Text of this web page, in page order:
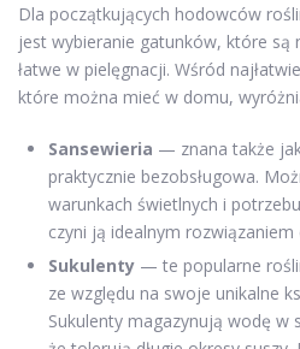
Dla początkujących hodowców
jest wybieranie gatunków, które są
łatwe w pielęgnacji. Wśród
które można mieć w domu,
Sansewieria — znana także
praktycznie bezobsługowa.
warunkach świetlnych i
czyni ją idealnym rozwiązaniem
Sukulenty — te popularne
ze względu na swoje unikalne
Sukulenty magazynują wodę w